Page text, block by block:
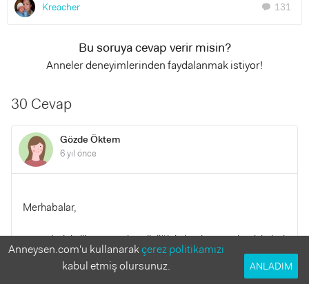
Kreacher chat 131
Bu soruya cevap verir misin?
Anneler deneyimlerinden faydalanmak istiyor!
30 Cevap
Gözde Öktem
6 yıl önce
Merhabalar,
Son adetinin ilk gününü hamileliğinin başlangıcı olarak kabul
edebilirsin. Bugünün tarihinden son adet tarihini çıkarıp 7’ye
bölerek hamilelik haftanı bulabilirsin. Eğer adet tarihini
Anneysen.com'u kullanarakçerez politikamızı
kabul etmiş olursunuz.
ANLADIM